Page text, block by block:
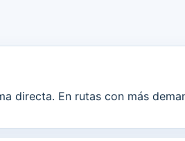
directa. En rutas con más